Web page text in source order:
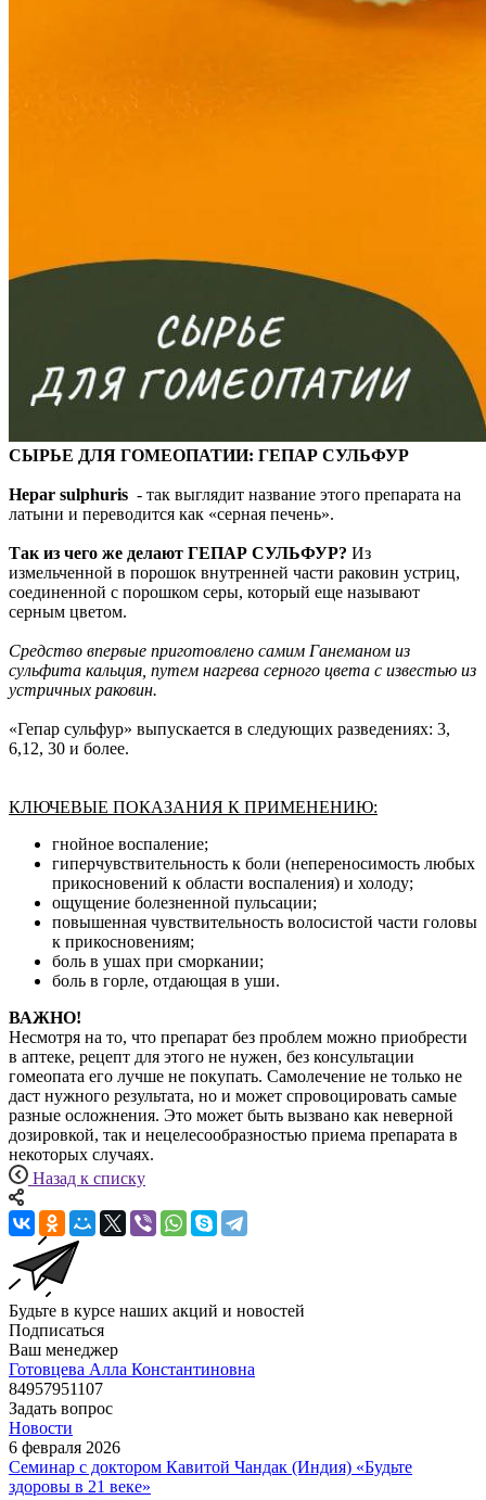
СЫРЬЕ ДЛЯ ГОМЕОПАТИИ: ГЕПАР СУЛЬФУР
Hepar sulphuris - так выглядит название этого препарата на
латыни и переводится как «серная печень».
Так из чего же делают ГЕПАР СУЛЬФУР? Из
измельченной в порошок внутренней части раковин устриц,
соединенной с порошком серы, который еще называют
серным цветом.
Средство впервые приготовлено самим Ганеманом из
сульфита кальция, путем нагрева серного цвета с известью из
устричных раковин.
«Гепар сульфур» выпускается в следующих разведениях: 3,
6,12, 30 и более.
КЛЮЧЕВЫЕ ПОКАЗАНИЯ К ПРИМЕНЕНИЮ:
гнойное воспаление;
гиперчувствительность к боли (непереносимость любых
прикосновений к области воспаления) и холоду;
ощущение болезненной пульсации;
повышенная чувствительность волосистой части головы
к прикосновениям;
боль в ушах при сморкании;
боль в горле, отдающая в уши.
ВАЖНО!
Несмотря на то, что препарат без проблем можно приобрести
в аптеке, рецепт для этого не нужен, без консультации
гомеопата его лучше не покупать. Самолечение не только не
даст нужного результата, но и может спровоцировать самые
разные осложнения. Это может быть вызвано как неверной
дозировкой, так и нецелесообразностью приема препарата в
некоторых случаях.
Назад к списку
Будьте в курсе наших акций и новостей
Подписаться
Ваш менеджер
Готовцева Алла Константиновна
84957951107
Задать вопрос
Новости
6 февраля 2026
Семинар с доктором Кавитой Чандак (Индия) «Будьте
здоровы в 21 веке»